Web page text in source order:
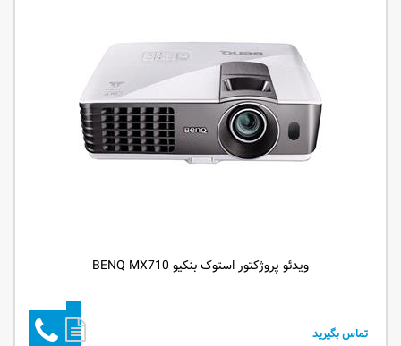
ویدئو پروژکتور استوک بنکیو BENQ MX710
تماس بگیرید